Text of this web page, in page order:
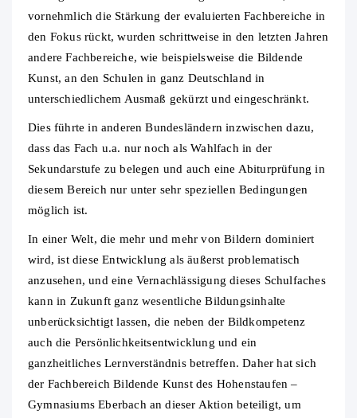
vornehmlich die Stärkung der evaluierten Fachbereiche in
den Fokus rückt, wurden schrittweise in den letzten Jahren
andere Fachbereiche, wie beispielsweise die Bildende
Kunst, an den Schulen in ganz Deutschland in
unterschiedlichem Ausmaß gekürzt und eingeschränkt.
Dies führte in anderen Bundesländern inzwischen dazu,
dass das Fach u.a. nur noch als Wahlfach in der
Sekundarstufe zu belegen und auch eine Abiturprüfung in
diesem Bereich nur unter sehr speziellen Bedingungen
möglich ist.
In einer Welt, die mehr und mehr von Bildern dominiert
wird, ist diese Entwicklung als äußerst problematisch
anzusehen, und eine Vernachlässigung dieses Schulfaches
kann in Zukunft ganz wesentliche Bildungsinhalte
unberücksichtigt lassen, die neben der Bildkompetenz
auch die Persönlichkeitsentwicklung und ein
ganzheitliches Lernverständnis betreffen. Daher hat sich
der Fachbereich Bildende Kunst des Hohenstaufen –
Gymnasiums Eberbach an dieser Aktion beteiligt, um